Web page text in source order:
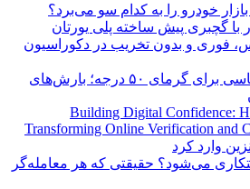
خودرو را به کدام سو می‌برد؟
با گچبری پیش ساخته پلی یورتان
فوری و بدون تخریب در دکوراسیون
هشدار قرمز هواشناسی برای گرمای ۵۰ درجه؛ بارش‌های
Building Digital Confidence:
Transforming Online Verification and
وارد کرد
می‌شود؟ حقیقتی که هر معامله‌گر